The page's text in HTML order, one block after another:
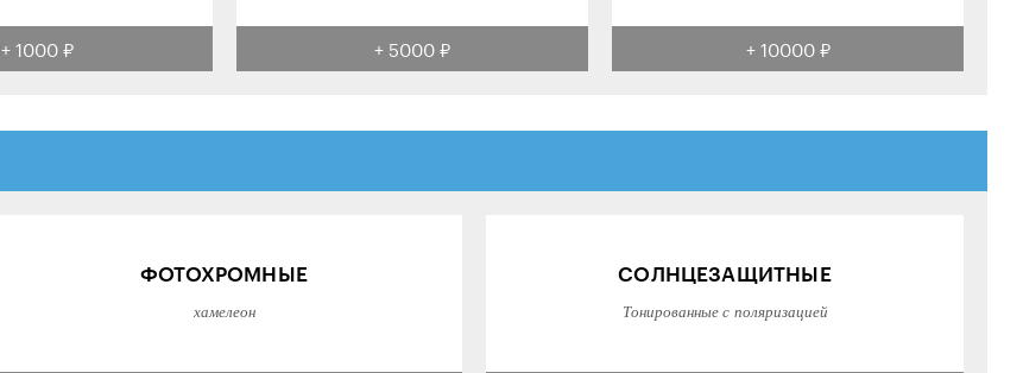
+ 1000 ₽ + 5000 ₽ + 10000 ₽
ФОТОХРОМНЫЕ
хамелеон
СОЛНЦЕЗАЩИТНЫЕ
Тонированные с поляризацией